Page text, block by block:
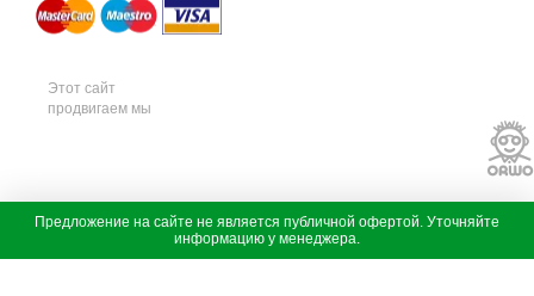
м
т
е
х
Этот сайт
продвигаем мы
Предложение на сайте не является публичной офертой. Уточняйте
информацию у менеджера.
д